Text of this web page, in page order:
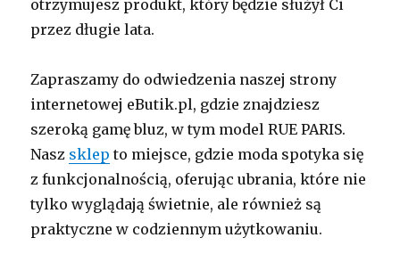
otrzymujesz produkt, który będzie służył Ci
przez długie lata.
Zapraszamy do odwiedzenia naszej strony
internetowej eButik.pl, gdzie znajdziesz
szeroką gamę bluz, w tym model RUE PARIS.
Nasz sklep to miejsce, gdzie moda spotyka się
z funkcjonalnością, oferując ubrania, które nie
tylko wyglądają świetnie, ale również są
praktyczne w codziennym użytkowaniu.